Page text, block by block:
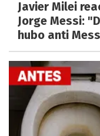
Javier Milei
Jorge Messi:
hubo anti